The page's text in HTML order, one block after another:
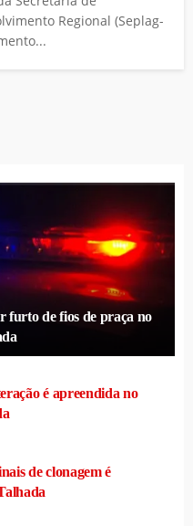
Regional (Seplag-
furto de fios de praça no
é apreendida no
de clonagem é